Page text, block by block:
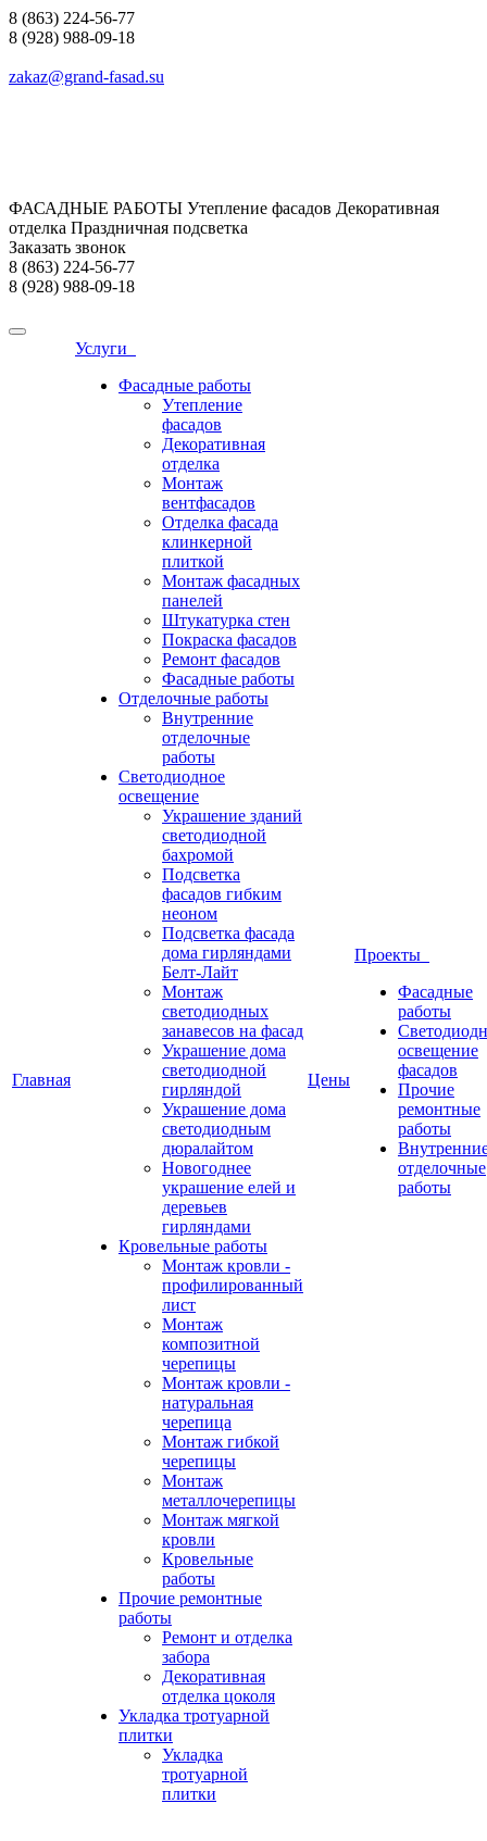
8 (863) 224-56-77
8 (928) 988-09-18
zakaz@grand-fasad.su
ФАСАДНЫЕ РАБОТЫ Утепление фасадов Декоративная
отделка Праздничная подсветка
Заказать звонок
8 (863) 224-56-77
8 (928) 988-09-18
Главная
Услуги
Фасадные работы
Утепление
фасадов
Декоративная
отделка
Монтаж
вентфасадов
Отделка фасада
клинкерной
плиткой
Монтаж фасадных
панелей
Штукатурка стен
Покраска фасадов
Ремонт фасадов
Фасадные работы
Отделочные работы
Внутренние
отделочные
работы
Светодиодное
освещение
Украшение зданий
светодиодной
бахромой
Подсветка
фасадов гибким
неоном
Подсветка фасада
дома гирляндами
Белт-Лайт
Монтаж
светодиодных
занавесов на фасад
Украшение дома
светодиодной
гирляндой
Украшение дома
светодиодным
дюралайтом
Новогоднее
украшение елей и
деревьев
гирляндами
Кровельные работы
Монтаж кровли -
профилированный
лист
Монтаж
композитной
черепицы
Монтаж кровли -
натуральная
черепица
Монтаж гибкой
черепицы
Монтаж
металлочерепицы
Монтаж мягкой
кровли
Кровельные
работы
Прочие ремонтные
работы
Ремонт и отделка
забора
Декоративная
отделка цоколя
Укладка тротуарной
плитки
Укладка
тротуарной
плитки
Цены
Проекты
Фасадные
работы
освещение
фасадов
Прочие
ремонтные
работы
отделочные
работы